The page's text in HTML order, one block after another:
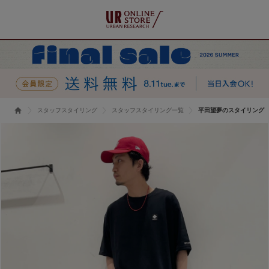
スタッフスタイリング スタッフスタイリング一覧 平田望夢のスタイリング